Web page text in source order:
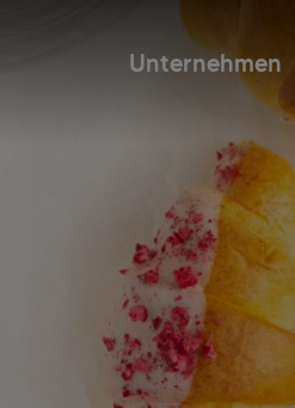
Unternehmen